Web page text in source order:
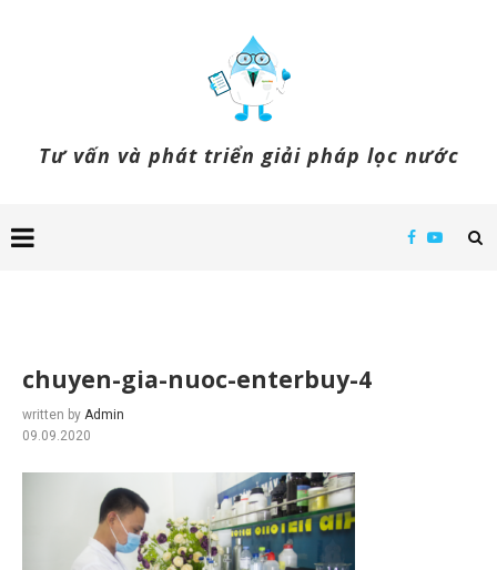
Tư vấn và phát triển giải pháp lọc nước
chuyen-gia-nuoc-enterbuy-4
written by Admin
09.09.2020